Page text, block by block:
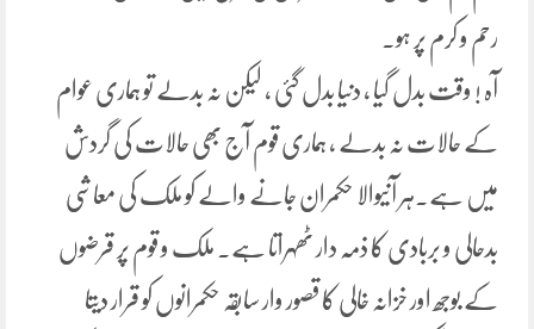
رحم و کرم پر ہو۔
آہ ! وقت بدل گیا ، دنیا بدل گئی ، لیکن نہ بدلے تو ہماری عوام
کے حالات نہ بدلے ، ہماری قوم آج بھی حالات کی گردش
میں ہے۔ہر آنیوالا حکمران جانے والے کو ملک کی معاشی
بدحالی و بربادی کا ذمہ دار ٹھہراتا ہے۔ ملک و قوم پر قرضوں
کے بوجھ اور خزانہ خالی کا قصور وار سابقہ حکمرانوں کو قرار دیتا